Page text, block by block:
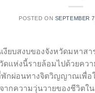
POSTED ON SEPTEMBER
งียบสงบของจังหวัดมหา
แห่งนี้รายล้อมไปด้วยคว
กผ่อนทางจิตวิญญาณเพื่
กความวุ่นวายของชีวิตใน